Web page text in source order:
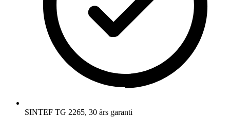
SINTEF TG 2265, 30 års garanti